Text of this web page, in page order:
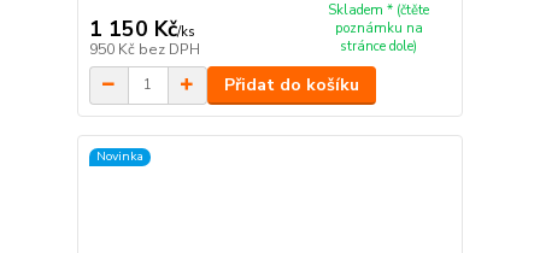
1 150 Kč/ks
950 Kč bez DPH
Skladem * (čtěte
poznámku na
stránce dole)
Přidat do košíku
Novinka